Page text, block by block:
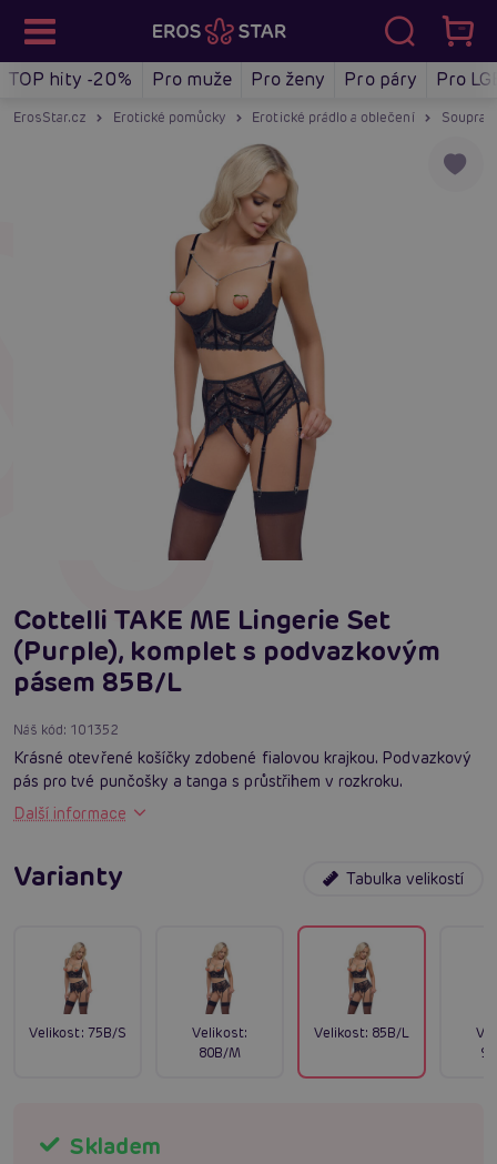
TOP hity -20% Pro muže Pro ženy Pro páry Pro
ErosStar.cz Erotické pomůcky Erotické prádlo a oblečení
Cottelli TAKE ME Lingerie Set
(Purple), komplet s podvazkovým
pásem 85B/L
Náš kód: 101352
Krásné otevřené košíčky zdobené fialovou krajkou. Podvazkový
pás pro tvé punčošky a tanga s průstřihem v rozkroku.
Další informace
Varianty Tabulka velikostí
Velikost: 75B/S
Velikost:
80B/M
Velikost: 85B/L
Skladem